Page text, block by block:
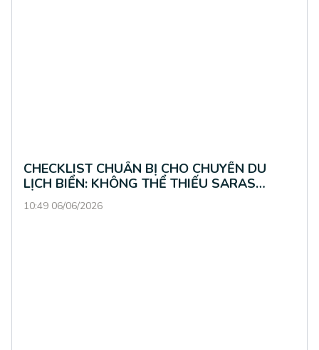
CHECKLIST CHUẨN BỊ CHO CHUYẾN DU
LỊCH BIỂN: KHÔNG THỂ THIẾU SARAS
PERFUME
10:49 06/06/2026